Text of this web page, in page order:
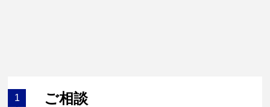
1 ご相談